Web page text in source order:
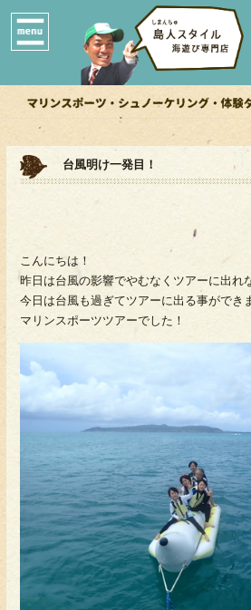
台風明け一発目！
こんにちは！
昨日は台風の影響でやむなくツアーに出れ
今日は台風も過ぎてツアーに出る事ができ
マリンスポーツツアーでした！